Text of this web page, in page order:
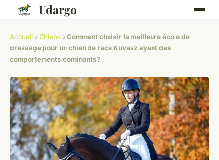
Udargo
Accueil › Chiens › Comment choisir la meilleure école de
dressage pour un chien de race Kuvasz ayant des
comportements dominants?